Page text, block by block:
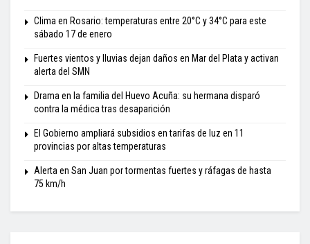
Clima en Rosario: temperaturas entre 20°C y 34°C para este
sábado 17 de enero
Fuertes vientos y lluvias dejan daños en Mar del Plata y activan
alerta del SMN
Drama en la familia del Huevo Acuña: su hermana disparó
contra la médica tras desaparición
El Gobierno ampliará subsidios en tarifas de luz en 11
provincias por altas temperaturas
Alerta en San Juan por tormentas fuertes y ráfagas de hasta
75 km/h